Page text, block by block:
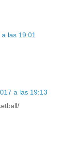
las 19:01
a las 19:13